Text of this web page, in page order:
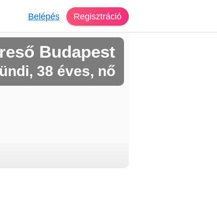
Belépés Regisztráció
Budapest
38 éves, nő